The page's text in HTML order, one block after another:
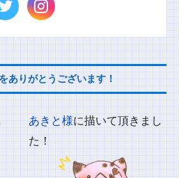
ありがとうございます！
あきと様に描いて頂きまし
た！